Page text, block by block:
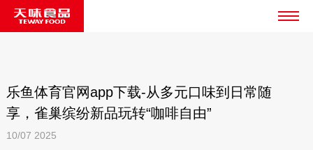
乐鱼体育官网app下载-从多元口味到日常随
享，雀巢缤纷新品玩转“咖啡自由”
10/07 2025